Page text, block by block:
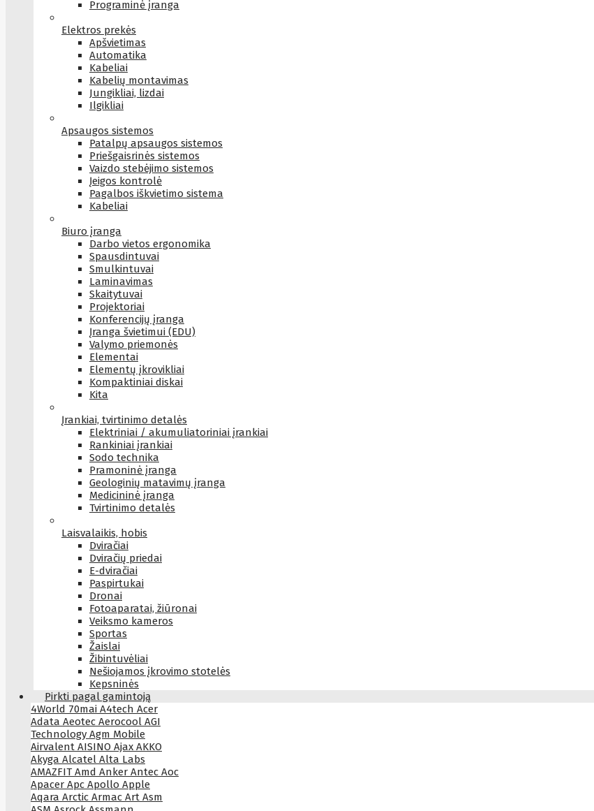
Programinė įranga
Elektros prekės
Apšvietimas
Automatika
Kabeliai
Kabelių montavimas
Jungikliai, lizdai
Ilgikliai
Apsaugos sistemos
Patalpų apsaugos sistemos
Priešgaisrinės sistemos
Vaizdo stebėjimo sistemos
Įeigos kontrolė
Pagalbos iškvietimo sistema
Kabeliai
Biuro įranga
Darbo vietos ergonomika
Spausdintuvai
Smulkintuvai
Laminavimas
Skaitytuvai
Projektoriai
Konferencijų įranga
Įranga švietimui (EDU)
Valymo priemonės
Elementai
Elementų įkrovikliai
Kompaktiniai diskai
Kita
Įrankiai, tvirtinimo detalės
Elektriniai / akumuliatoriniai įrankiai
Rankiniai įrankiai
Sodo technika
Pramoninė įranga
Geologinių matavimų įranga
Medicininė įranga
Tvirtinimo detalės
Laisvalaikis, hobis
Dviračiai
Dviračių priedai
E-dviračiai
Paspirtukai
Dronai
Fotoaparatai, žiūronai
Veiksmo kameros
Sportas
Žaislai
Žibintuvėliai
Nešiojamos įkrovimo stotelės
Kepsninės
Pirkti pagal gamintoją
4World 70mai A4tech Acer
Adata Aeotec Aerocool AGI
Technology Agm Mobile
Airvalent AISINO Ajax AKKO
Akyga Alcatel Alta Labs
AMAZFIT Amd Anker Antec Aoc
Apacer Apc Apollo Apple
Aqara Arctic Armac Art Asm